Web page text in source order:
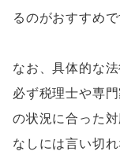
るのがおすすめで
なお、具体的な
必ず税理士や専
の状況に合った
なしには言い切